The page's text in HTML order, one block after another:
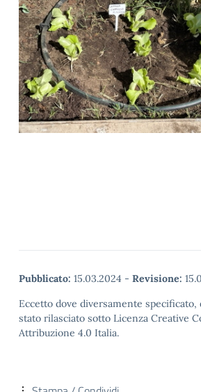
Pubblicato: 15.03.2024 - Revisione:
Eccetto dove diversamente specificato,
stato rilasciato sotto Licenza Creative
Attribuzione 4.0 Italia.